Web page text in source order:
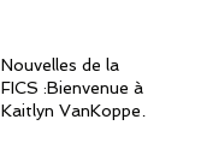
Nouvelles de la
FICS :Bienvenue à
Kaitlyn VanKoppen,